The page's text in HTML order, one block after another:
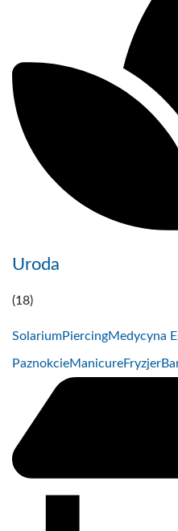
Uroda
(18)
SolariumPiercingMedycyna
PaznokcieManicureFryzjer